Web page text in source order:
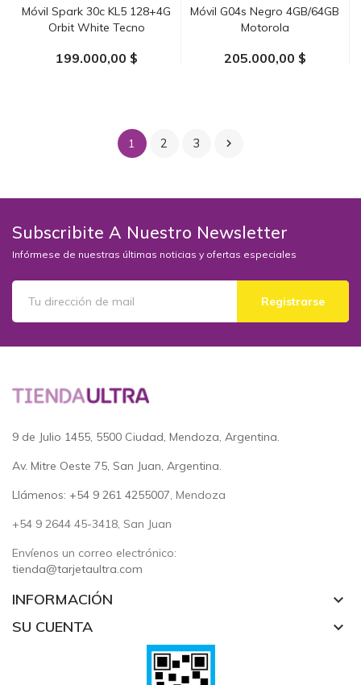
Móvil Spark 30c KL5 128+4G
Orbit White Tecno
199.000,00 $
Móvil G04s Negro 4GB/64GB
Motorola
205.000,00 $
1 2 3 
Subscribite A Nuestro Newsletter
Infórmese de nuestras últimas noticias y ofertas especiales
Registrarse
9 de Julio 1455, 5500 Ciudad, Mendoza, Argentina.
Av. Mitre Oeste 75, San Juan, Argentina.
Llámenos: +54 9 261 4255007, Mendoza
+54 9 2644 45-3418, San Juan
Envíenos un correo electrónico:
tienda@tarjetaultra.com
INFORMACIÓN keyboard_arrow_down
SU CUENTA keyboard_arrow_down